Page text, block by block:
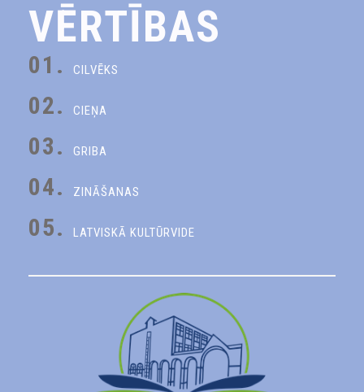
VĒRTĪBAS
01. CILVĒKS
02. CIEŅA
03. GRIBA
04. ZINĀŠANAS
05. LATVISKĀ KULTŪRVIDE